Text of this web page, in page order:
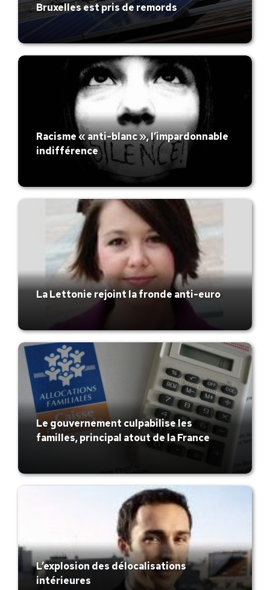
Bruxelles est pris de remords
Racisme « anti-blanc », l’impardonnable
indifférence
La Lettonie rejoint la fronde anti-euro
Le gouvernement culpabilise les
familles, principal atout de la France
L’explosion des délocalisations
intérieures